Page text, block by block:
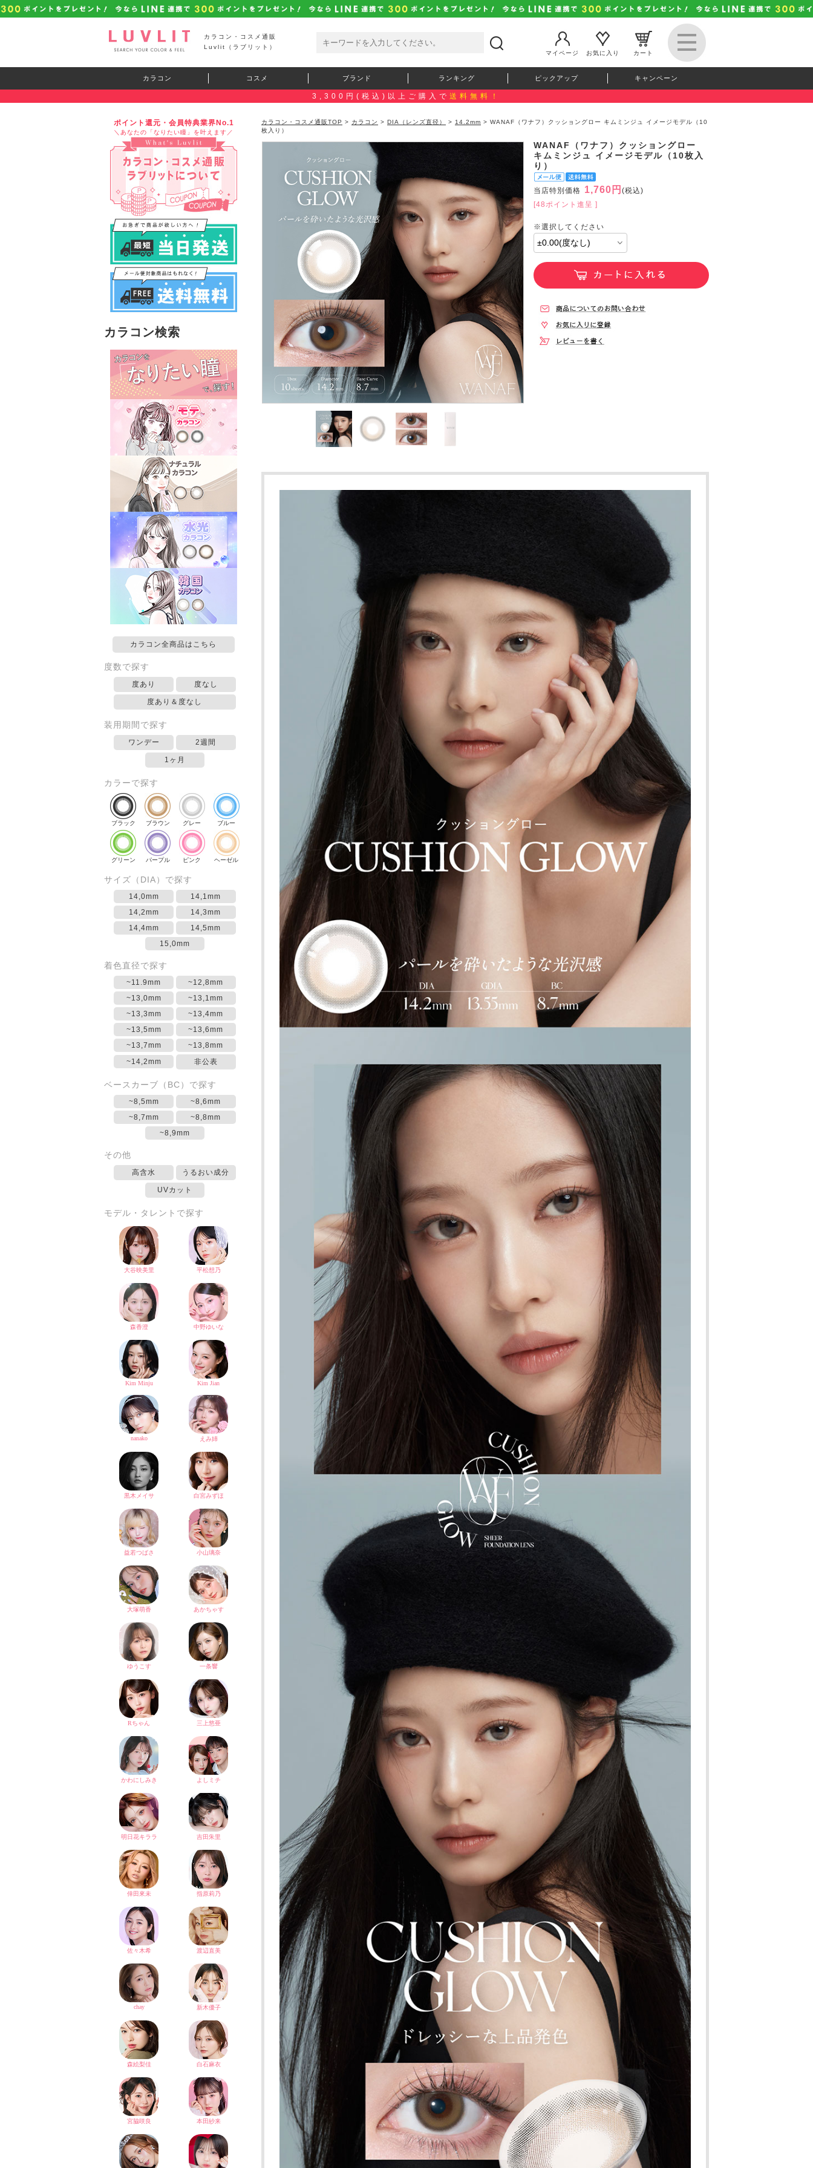
カラコン・コスメ通販
Luvlit（ラブリット）
マイページ
お気に入り カート
カラコン コスメ ブランド ランキング ピックアップ キャンペーン
3,300円(税込)以上ご購入で 送料無料！
ポイント還元・会員特典業界No.1
＼あなたの「なりたい瞳」を叶えます／
カラコン検索
カラコン全商品はこちら
度数で探す
度あり 度なし
度あり＆度なし
装用期間で探す
ワンデー 2週間
1ヶ月
カラーで探す
ブラック ブラウン グレー ブルー
グリーン パープル ピンク ヘーゼル
サイズ（DIA）で探す
14,0mm
14,1mm
14,2mm
14,3mm
14,4mm
14,5mm
15,0mm
着色直径で探す
~11.9mm
~12,8mm
~13,0mm
~13,1mm
~13,3mm
~13,4mm
~13,5mm
~13,6mm
~13,7mm
~13,8mm
~14,2mm
非公表
ベースカーブ（BC）で探す
~8,5mm
~8,6mm
~8,7mm
~8,8mm
~8,9mm
その他
高含水 うるおい成分
UVカット
モデル・タレントで探す
カラコン・コスメ通販TOP > カラコン > DIA（レンズ直径） > 14.2mm > WANAF（ワナフ）クッショングロー キムミンジュ イメージモデル（10
枚入り）
WANAF（ワナフ）クッショングロー
キムミンジュ イメージモデル（10枚入
り）
当店特別価格 1,760円 (税込)
[48ポイント進呈 ]